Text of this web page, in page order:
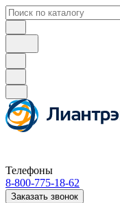
Телефоны
8-800-775-18-62
Заказать звонок